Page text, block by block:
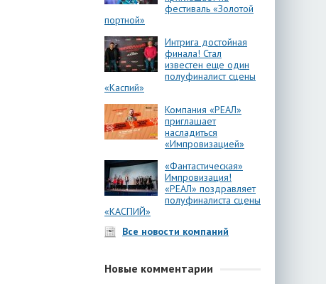
фестиваль «Золотой
портной»
Интрига достойная
финала! Стал
известен еще один
полуфиналист сцены
«Каспий»
Компания «РЕАЛ»
приглашает
насладиться
«Импровизацией»
«Фантастическая»
Импровизация!
«РЕАЛ» поздравляет
полуфиналиста сцены
«КАСПИЙ»
Все новости компаний
Новые комментарии